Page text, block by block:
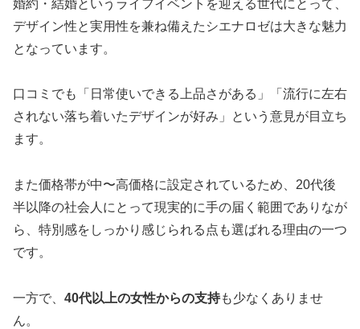
婚約・結婚というライフイベントを迎える世代にとって、
デザイン性と実用性を兼ね備えたシエナロゼは大きな魅力
となっています。
口コミでも「日常使いできる上品さがある」「流行に左右
されない落ち着いたデザインが好み」という意見が目立ち
ます。
また価格帯が中〜高価格に設定されているため、20代後
半以降の社会人にとって現実的に手の届く範囲でありなが
ら、特別感をしっかり感じられる点も選ばれる理由の一つ
です。
一方で、 40代以上の女性からの支持も少なくありませ
ん。